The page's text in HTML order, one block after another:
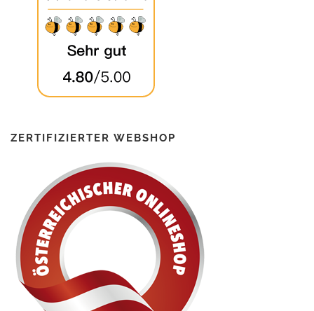
ZERTIFIZIERTER WEBSHOP